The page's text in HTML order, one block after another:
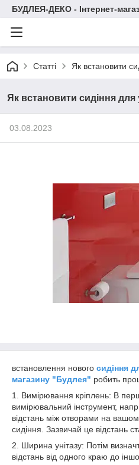
БУДЛЕЯ-ДЕКО - Інтернет-
Статті Як встановити
Як встановити сидіння для
03.08.2023
встановлення нового сидіння
магазину "Будлея" робить
1. Вимірювання кріплень: В
вимірювальний інструмент,
відстань між отворами на
сидіння. Зазвичай це відстань
2. Ширина унітазу: Потім
відстань від одного краю до